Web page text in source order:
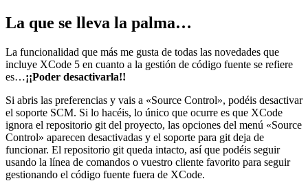
La que se lleva la palma…
La funcionalidad que más me gusta de todas las novedades que
incluye XCode 5 en cuanto a la gestión de código fuente se refiere
es…¡¡Poder desactivarla!!
Si abris las preferencias y vais a «Source Control», podéis desactivar
el soporte SCM. Si lo hacéis, lo único que ocurre es que XCode
ignora el repositorio git del proyecto, las opciones del menú «Source
Control» aparecen desactivadas y el soporte para git deja de
funcionar. El repositorio git queda intacto, así que podéis seguir
usando la línea de comandos o vuestro cliente favorito para seguir
gestionando el código fuente fuera de XCode.